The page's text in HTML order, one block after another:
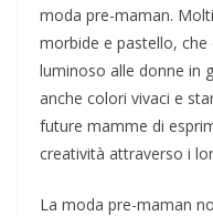
moda pre-maman.
morbide e pastello,
luminoso alle donne in
anche colori vivaci e
future mamme di
creatività attraverso i
La moda pre-maman